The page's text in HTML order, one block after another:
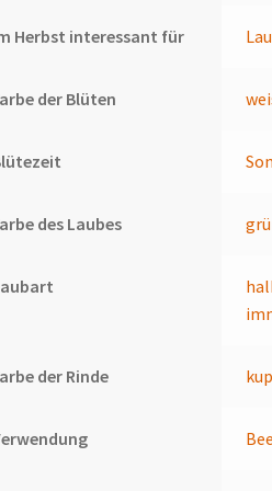
Herbst interessant für
der Blüten
des Laubes
der Rinde